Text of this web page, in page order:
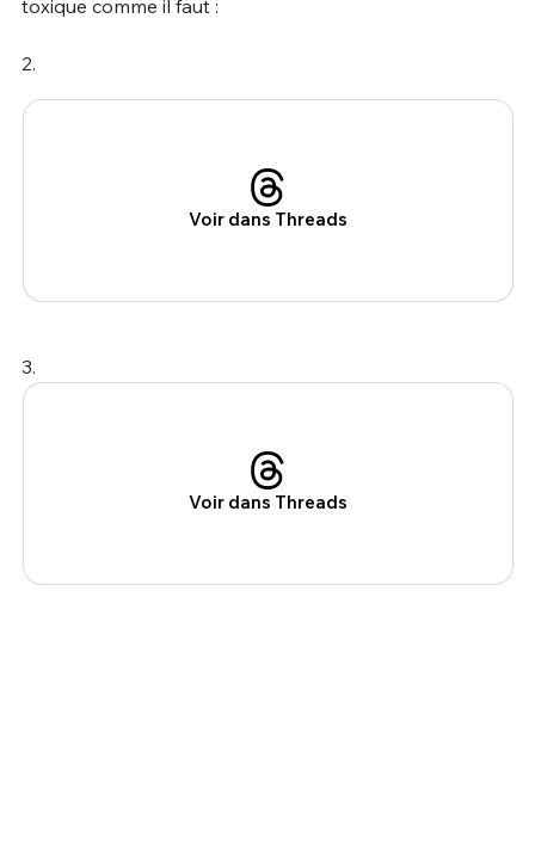
toxique comme il faut :
2.
Voir dans Threads
3.
Voir dans Threads